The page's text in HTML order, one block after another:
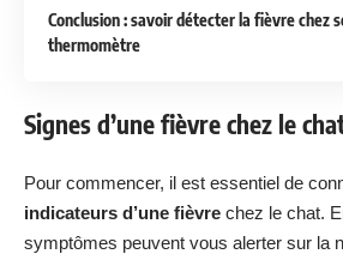
Conclusion : savoir détecter la fièvre chez
thermomètre
Signes d’une fièvre chez le
Pour commencer, il est essentiel de
indicateurs d’une fièvre chez le chat.
symptômes peuvent vous alerter sur la